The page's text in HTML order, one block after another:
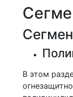
В этом